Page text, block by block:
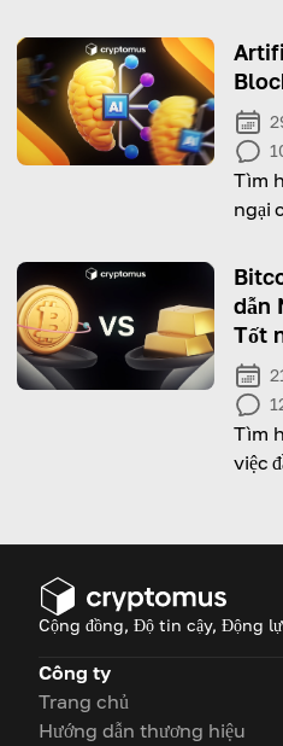
hoạt
này!
Tìm
ngại
dẫn
Tốt
Tìm
việc
Cộng đồng, Độ tin cậy, Động
Công ty
Trang chủ
Hướng dẫn thương hiệu